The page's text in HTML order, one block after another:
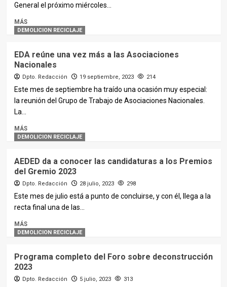
General el próximo miércoles...
MÁS
DEMOLICION RECICLAJE
EDA reúne una vez más a las Asociaciones
Nacionales
Dpto. Redacción 19 septiembre, 2023 214
Este mes de septiembre ha traído una ocasión muy especial:
la reunión del Grupo de Trabajo de Asociaciones Nacionales.
La...
MÁS
DEMOLICION RECICLAJE
AEDED da a conocer las candidaturas a los Premios
del Gremio 2023
Dpto. Redacción 28 julio, 2023 298
Este mes de julio está a punto de concluirse, y con él, llega a la
recta final una de las...
MÁS
DEMOLICION RECICLAJE
Programa completo del Foro sobre deconstrucción
2023
Dpto. Redacción 5 julio, 2023 313